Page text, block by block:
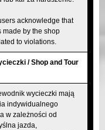
acknowledge that
made by the shop
to violations.
/ Shop and Tour
wycieczki mają
indywidualnego
w zależności od
jazda,